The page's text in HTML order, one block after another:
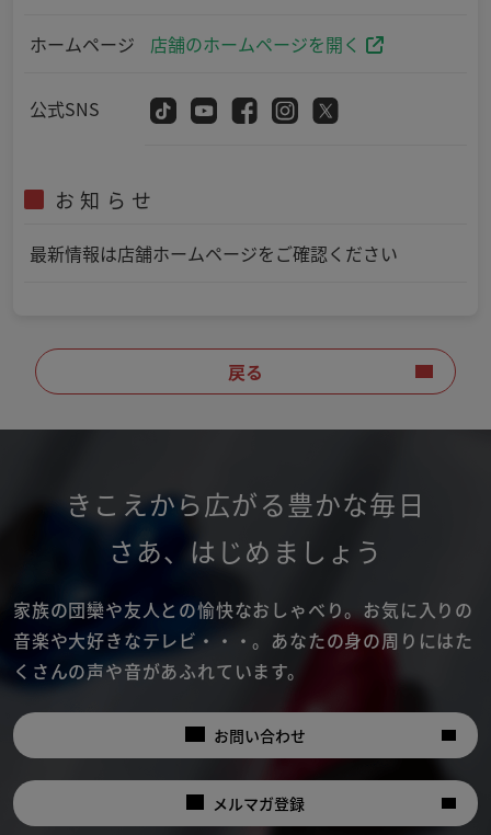
ホームページ 店舗のホームページを開く
公式SNS
お知らせ
最新情報は店舗ホームページをご確認ください
戻る
きこえから広がる豊かな毎日
さあ、 はじめましょう
家族の団欒や友人との愉快なおしゃべり。 お気に入りの
音楽や大好きなテレビ・・・。 あなたの身の周りにはた
くさんの声や音があふれています。
お問い合わせ
メルマガ登録